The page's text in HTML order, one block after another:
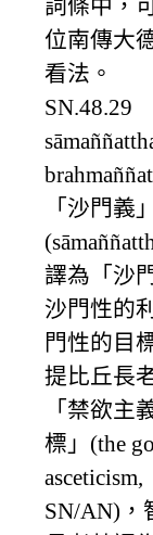
詞條中，
位南傳大
看法。
SN.48.29
「沙門義」
譯為「沙
沙門性的
門性的目
提比丘長
「禁欲主
標」(the
asceticism,
SN/AN)，